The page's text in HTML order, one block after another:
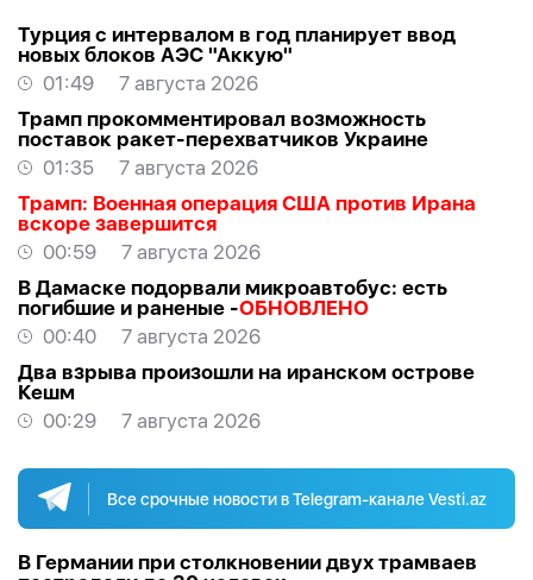
Турция с интервалом в год планирует ввод
новых блоков АЭС "Аккую"
01:49
7 августа 2026
Трамп прокомментировал возможность
поставок ракет-перехватчиков Украине
01:35
7 августа 2026
Трамп: Военная операция США против Ирана
вскоре завершится
00:59
7 августа 2026
В Дамаске подорвали микроавтобус: есть
погибшие и раненые -ОБНОВЛЕНО
00:40
7 августа 2026
Два взрыва произошли на иранском острове
Кешм
00:29
7 августа 2026
Все срочные новости в Telegram-канале Vesti.az
В Германии при столкновении двух трамваев